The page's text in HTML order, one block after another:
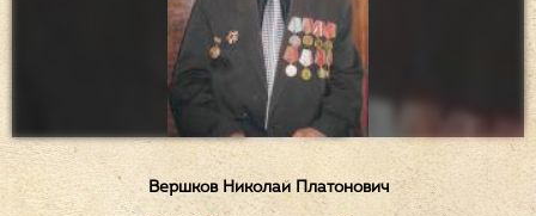
Вершков Николай Платонович